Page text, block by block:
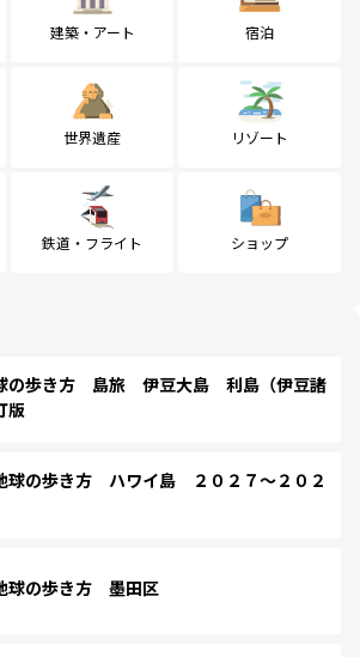
建築・アート 宿泊
世界遺産 リゾート
鉄道・フライト ショップ
の歩き方 島旅 伊豆大島 利島（伊豆諸
版
の歩き方 ハワイ島 ２０２７～２０２
球の歩き方 墨田区